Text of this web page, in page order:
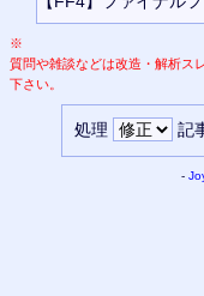
※
質問や雑談などは改造・解析ス
下さい。
処理 記
-